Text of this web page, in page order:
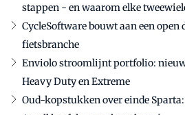
stappen - en waarom elke
CycleSoftware bouwt aan een
fietsbranche
Enviolo stroomlijnt portfolio:
Heavy Duty en Extreme
Oud-kopstukken over einde